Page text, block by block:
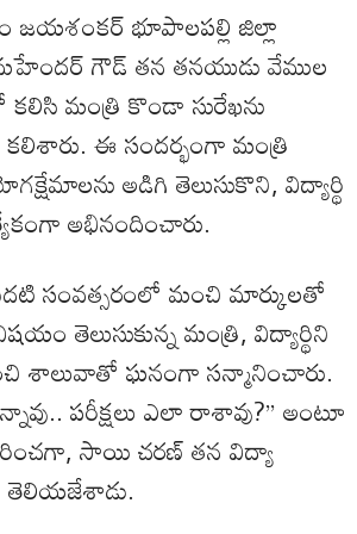
జయశంకర్ భూపాలపల్లి జిల్లా
మహేందర్ గౌడ్ తన తనయుడు వేముల
మంత్రి కొండా సురేఖను
ఈ సందర్భంగా మంత్రి
అడిగి తెలుసుకొని, విద్యార్థి
అభినందించారు.
సంవత్సరంలో మంచి మార్కులతో
తెలుసుకున్న మంత్రి, విద్యార్థిని
శాలువాతో ఘనంగా సన్మానించారు.
పరీక్షలు ఎలా రాశావు?” అంటూ
సాయి చరణ్ తన విద్యా
తెలియజేశాడు.